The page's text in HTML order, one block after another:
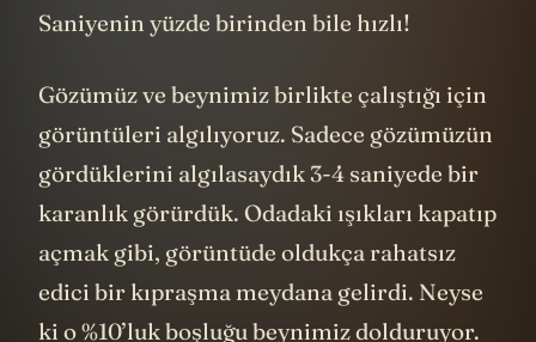
Saniyenin yüzde birinden bile hızlı!
Gözümüz ve beynimiz birlikte çalıştığı için
görüntüleri algılıyoruz. Sadece gözümüzün
gördüklerini algılasaydık 3-4 saniyede bir
karanlık görürdük. Odadaki ışıkları kapatıp
açmak gibi, görüntüde oldukça rahatsız
edici bir kıpraşma meydana gelirdi. Neyse
ki o %10’luk boşluğu beynimiz dolduruyor.